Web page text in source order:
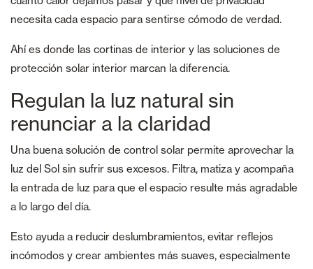
necesita cada espacio para sentirse cómodo de verdad.
Ahí es donde las cortinas de interior y las soluciones de
protección solar interior marcan la diferencia.
Regulan la luz natural sin
renunciar a la claridad
Una buena solución de control solar permite aprovechar la
luz del Sol sin sufrir sus excesos. Filtra, matiza y acompaña
la entrada de luz para que el espacio resulte más agradable
a lo largo del día.
Esto ayuda a reducir deslumbramientos, evitar reflejos
incómodos y crear ambientes más suaves, especialmente